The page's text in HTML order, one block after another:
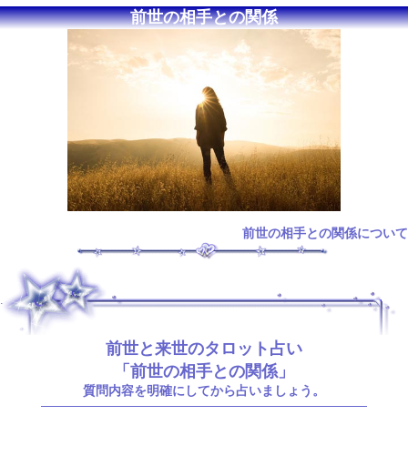
前世の相手との関係
前世の相手との関係について
前世と来世のタロット占い
「前世の相手との関係」
質問内容を明確にしてから占いましょう。